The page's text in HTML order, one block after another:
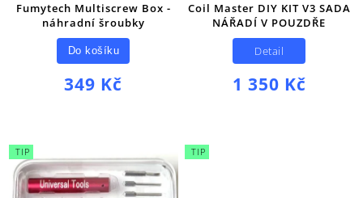
Fumytech Multiscrew Box -
náhradní šroubky
349 Kč
Do košíku
Coil Master DIY KIT V3 SADA
NÁŘADÍ V POUZDŘE
1 350 Kč
Detail
TIP TIP